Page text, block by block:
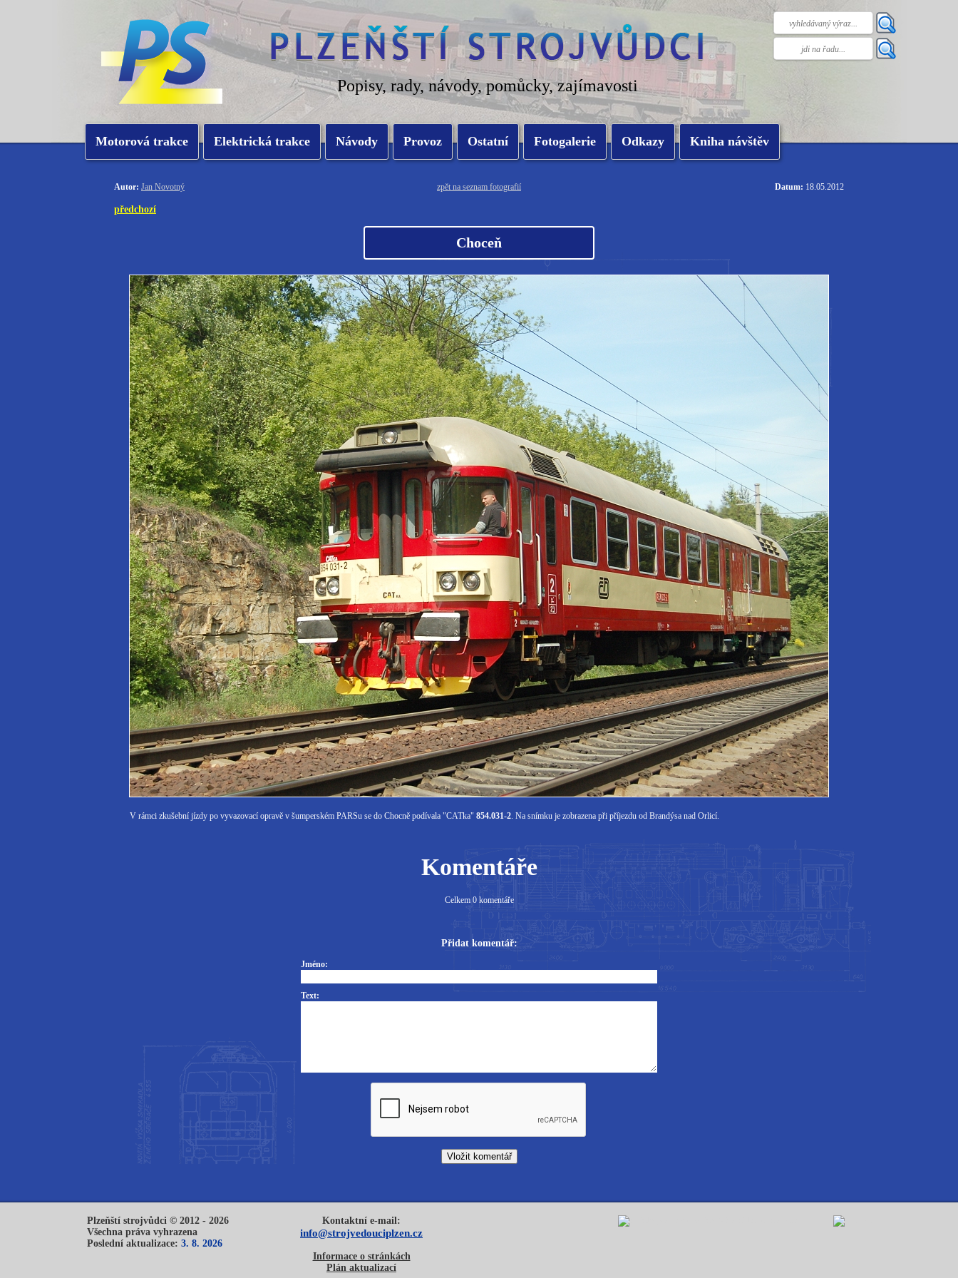
Popisy, rady, návody, pomůcky, zajímavosti
Motorová trakce Elektrická trakce Návody Provoz Ostatní Fotogalerie Odkazy Kniha návštěv
zpět na seznam fotografií
Autor: Jan Novotný
předchozí
Datum: 18.05.2012
Choceň
V rámci zkušební jízdy po vyvazovací opravě v šumperském PARSu se do Chocně podívala "CATka" 854.031-2. Na snímku je zobrazena při příjezdu od Brandýsa nad Orlicí.
Komentáře
Celkem 0 komentáře
Přidat komentář:
Jméno:
Text:
Plzeňští strojvůdci © 2012 - 2026
Všechna práva vyhrazena
Poslední aktualizace: 3. 8. 2026
Kontaktní e-mail:
info@strojvedouciplzen.cz
Informace o stránkách
Plán aktualizací